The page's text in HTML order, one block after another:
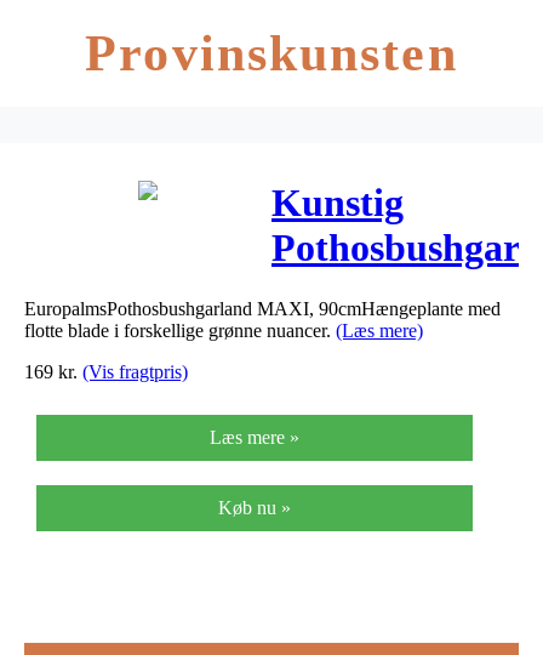
Provinskunsten
Kunstig
MAXI, 90cm
EuropalmsPothosbushgarland MAXI, 90cmHængeplante med
flotte blade i forskellige grønne nuancer. (Læs mere)
169 kr. (Vis fragtpris)
Læs mere »
Køb nu »